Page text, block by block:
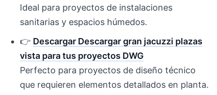
Ideal para proyectos de instalaciones
sanitarias y espacios húmedos.
👉 Descargar Descargar gran jacuzzi plazas
vista para tus proyectos DWG
Perfecto para proyectos de diseño técnico
que requieren elementos detallados en planta.